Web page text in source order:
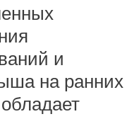
и
на ранних